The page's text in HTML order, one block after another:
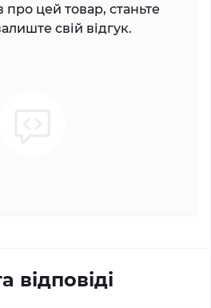
про цей товар, станьте
свій відгук.
відповіді